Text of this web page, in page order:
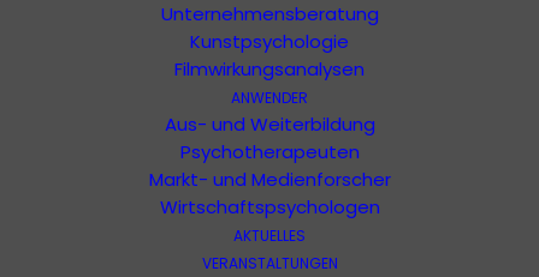
Unternehmensberatung
Kunstpsychologie
Filmwirkungsanalysen
ANWENDER
Aus- und Weiterbildung
Psychotherapeuten
Markt- und Medienforscher
Wirtschaftspsychologen
AKTUELLES
VERANSTALTUNGEN
anders Ausgabe 1 - 42